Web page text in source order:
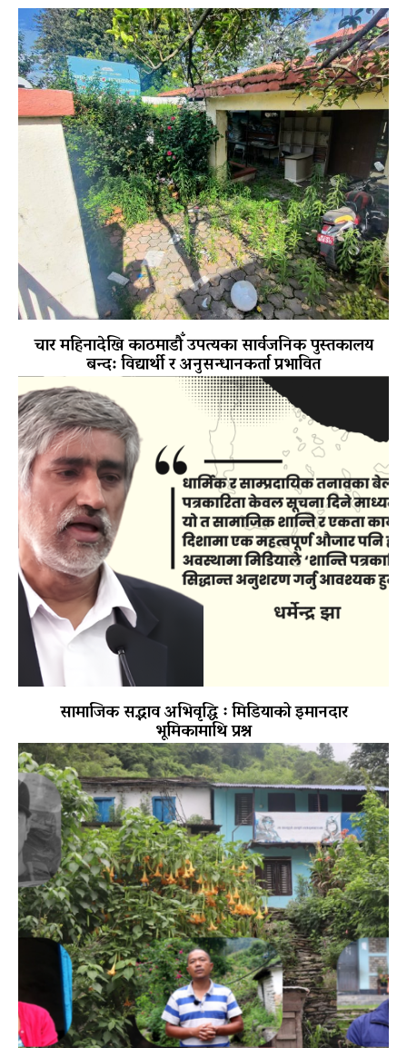
चार महिनादेखि काठमाडौँ उपत्यका सार्वजनिक पुस्तकालय
बन्द: विद्यार्थी र अनुसन्धानकर्ता प्रभावित
सामाजिक सद्भाव अभिवृद्धि ः मिडियाको इमानदार
भूमिकामाथि प्रश्न